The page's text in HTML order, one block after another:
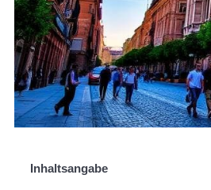
Inhaltsangabe